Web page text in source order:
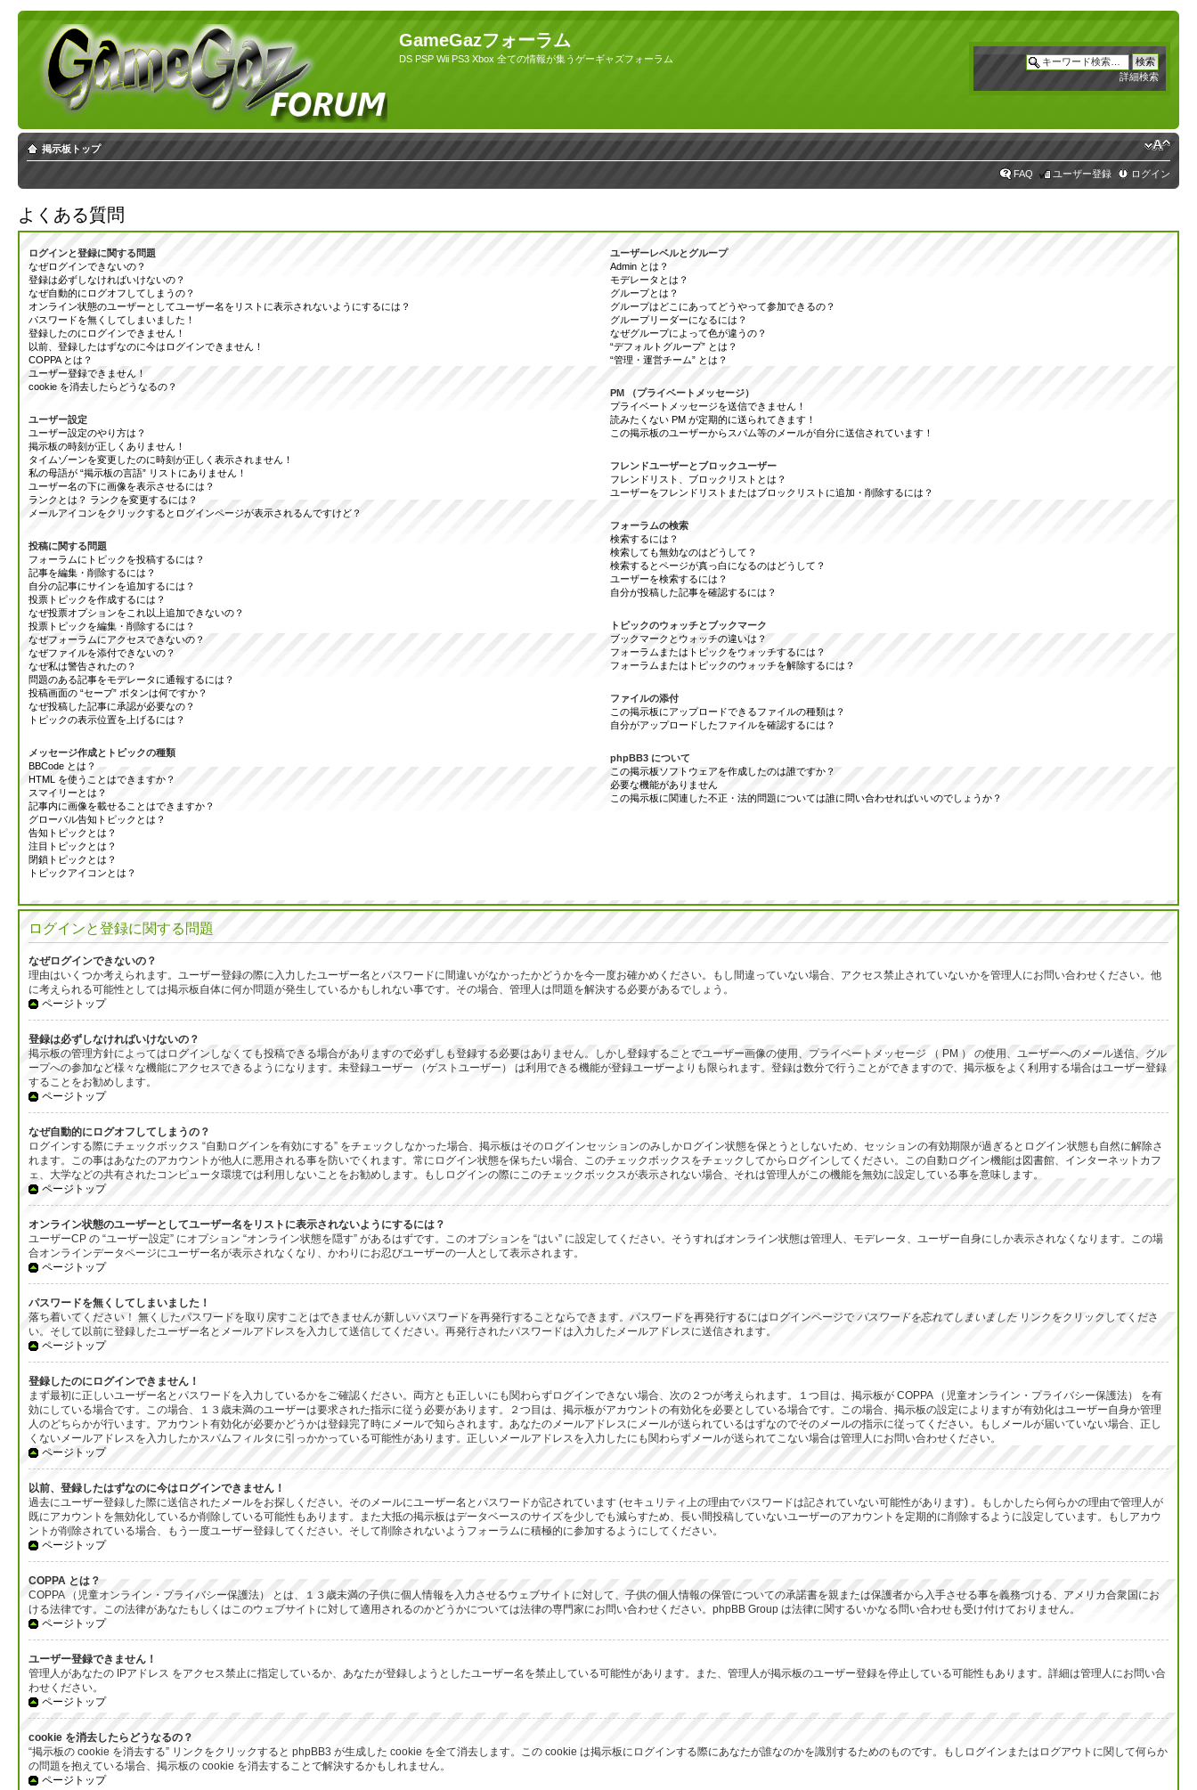
GameGazフォーラム
DS PSP Wii PS3 Xbox 全ての情報が集うゲーギャズフォーラム
詳細検索
掲示板トップ
FAQ ユーザー登録 ログイン
よくある質問
ログインと登録に関する問題
なぜログインできないの？
登録は必ずしなければいけないの？
なぜ自動的にログオフしてしまうの？
オンライン状態のユーザーとしてユーザー名をリストに表示されないようにするには？
パスワードを無くしてしまいました！
登録したのにログインできません！
以前、登録したはずなのに今はログインできません！
COPPA とは？
ユーザー登録できません！
cookie を消去したらどうなるの？
ユーザー設定
ユーザー設定のやり方は？
掲示板の時刻が正しくありません！
タイムゾーンを変更したのに時刻が正しく表示されません！
私の母語が “掲示板の言語” リストにありません！
ユーザー名の下に画像を表示させるには？
ランクとは？ ランクを変更するには？
メールアイコンをクリックするとログインページが表示されるんですけど？
投稿に関する問題
フォーラムにトピックを投稿するには？
記事を編集・削除するには？
自分の記事にサインを追加するには？
投票トピックを作成するには？
なぜ投票オプションをこれ以上追加できないの？
投票トピックを編集・削除するには？
なぜフォーラムにアクセスできないの？
なぜファイルを添付できないの？
なぜ私は警告されたの？
問題のある記事をモデレータに通報するには？
投稿画面の “セーブ” ボタンは何ですか？
なぜ投稿した記事に承認が必要なの？
トピックの表示位置を上げるには？
メッセージ作成とトピックの種類
BBCode とは？
HTML を使うことはできますか？
スマイリーとは？
記事内に画像を載せることはできますか？
グローバル告知トピックとは？
告知トピックとは？
注目トピックとは？
閉鎖トピックとは？
トピックアイコンとは？
ユーザーレベルとグループ
Admin とは？
モデレータとは？
グループとは？
グループはどこにあってどうやって参加できるの？
グループリーダーになるには？
なぜグループによって色が違うの？
“デフォルトグループ” とは？
“管理・運営チーム” とは？
PM （プライベートメッセージ）
プライベートメッセージを送信できません！
読みたくない PM が定期的に送られてきます！
この掲示板のユーザーからスパム等のメールが自分に送信されています！
フレンドユーザーとブロックユーザー
フレンドリスト、ブロックリストとは？
ユーザーをフレンドリストまたはブロックリストに追加・削除するには？
フォーラムの検索
検索するには？
検索しても無効なのはどうして？
検索するとページが真っ白になるのはどうして？
ユーザーを検索するには？
自分が投稿した記事を確認するには？
トピックのウォッチとブックマーク
ブックマークとウォッチの違いは？
フォーラムまたはトピックをウォッチするには？
フォーラムまたはトピックのウォッチを解除するには？
ファイルの添付
この掲示板にアップロードできるファイルの種類は？
自分がアップロードしたファイルを確認するには？
phpBB3 について
この掲示板ソフトウェアを作成したのは誰ですか？
必要な機能がありません
この掲示板に関連した不正・法的問題については誰に問い合わせればいいのでしょうか？
ログインと登録に関する問題
なぜログインできないの？
理由はいくつか考えられます。ユーザー登録の際に入力したユーザー名とパスワードに間違いがなかったかどうかを今一度お確かめください。もし間違っていない場合、アクセス禁止されていないかを管理人にお問い合わせください。他
に考えられる可能性としては掲示板自体に何か問題が発生しているかもしれない事です。その場合、管理人は問題を解決する必要があるでしょう。
ページトップ
登録は必ずしなければいけないの？
掲示板の管理方針によってはログインしなくても投稿できる場合がありますので必ずしも登録する必要はありません。しかし登録することでユーザー画像の使用、プライベートメッセージ （ PM ） の使用、ユーザーへのメール送信、グル
ープへの参加など様々な機能にアクセスできるようになります。未登録ユーザー （ゲストユーザー） は利用できる機能が登録ユーザーよりも限られます。登録は数分で行うことができますので、掲示板をよく利用する場合はユーザー登録
することをお勧めします。
ページトップ
なぜ自動的にログオフしてしまうの？
ログインする際にチェックボックス “自動ログインを有効にする” をチェックしなかった場合、掲示板はそのログインセッションのみしかログイン状態を保とうとしないため、セッションの有効期限が過ぎるとログイン状態も自然に解除さ
れます。この事はあなたのアカウントが他人に悪用される事を防いでくれます。常にログイン状態を保ちたい場合、このチェックボックスをチェックしてからログインしてください。この自動ログイン機能は図書館、インターネットカフ
ェ、大学などの共有されたコンピュータ環境では利用しないことをお勧めします。もしログインの際にこのチェックボックスが表示されない場合、それは管理人がこの機能を無効に設定している事を意味します。
ページトップ
オンライン状態のユーザーとしてユーザー名をリストに表示されないようにするには？
ユーザーCP の “ユーザー設定” にオプション “オンライン状態を隠す” があるはずです。このオプションを “はい” に設定してください。そうすればオンライン状態は管理人、モデレータ、ユーザー自身にしか表示されなくなります。この場
合オンラインデータページにユーザー名が表示されなくなり、かわりにお忍びユーザーの一人として表示されます。
ページトップ
パスワードを無くしてしまいました！
落ち着いてください！ 無くしたパスワードを取り戻すことはできませんが新しいパスワードを再発行することならできます。パスワードを再発行するにはログインページで パスワードを忘れてしまいました リンクをクリックしてくださ
い。そして以前に登録したユーザー名とメールアドレスを入力して送信してください。再発行されたパスワードは入力したメールアドレスに送信されます。
ページトップ
登録したのにログインできません！
まず最初に正しいユーザー名とパスワードを入力しているかをご確認ください。両方とも正しいにも関わらずログインできない場合、次の２つが考えられます。１つ目は、掲示板が COPPA （児童オンライン・プライバシー保護法） を有
効にしている場合です。この場合、１３歳未満のユーザーは要求された指示に従う必要があります。２つ目は、掲示板がアカウントの有効化を必要としている場合です。この場合、掲示板の設定によりますが有効化はユーザー自身か管理
人のどちらかが行います。アカウント有効化が必要かどうかは登録完了時にメールで知らされます。あなたのメールアドレスにメールが送られているはずなのでそのメールの指示に従ってください。もしメールが届いていない場合、正し
くないメールアドレスを入力したかスパムフィルタに引っかかっている可能性があります。正しいメールアドレスを入力したにも関わらずメールが送られてこない場合は管理人にお問い合わせください。
ページトップ
以前、登録したはずなのに今はログインできません！
過去にユーザー登録した際に送信されたメールをお探しください。そのメールにユーザー名とパスワードが記されています (セキュリティ上の理由でパスワードは記されていない可能性があります) 。もしかしたら何らかの理由で管理人が
既にアカウントを無効化しているか削除している可能性もあります。また大抵の掲示板はデータベースのサイズを少しでも減らすため、長い間投稿していないユーザーのアカウントを定期的に削除するように設定しています。もしアカウ
ントが削除されている場合、もう一度ユーザー登録してください。そして削除されないようフォーラムに積極的に参加するようにしてください。
ページトップ
COPPA とは？
COPPA （児童オンライン・プライバシー保護法） とは、１３歳未満の子供に個人情報を入力させるウェブサイトに対して、子供の個人情報の保管についての承諾書を親または保護者から入手させる事を義務づける、アメリカ合衆国にお
ける法律です。この法律があなたもしくはこのウェブサイトに対して適用されるのかどうかについては法律の専門家にお問い合わせください。phpBB Group は法律に関するいかなる問い合わせも受け付けておりません。
ページトップ
ユーザー登録できません！
管理人があなたの IPアドレス をアクセス禁止に指定しているか、あなたが登録しようとしたユーザー名を禁止している可能性があります。また、管理人が掲示板のユーザー登録を停止している可能性もあります。詳細は管理人にお問い合
わせください。
ページトップ
cookie を消去したらどうなるの？
“掲示板の cookie を消去する” リンクをクリックすると phpBB3 が生成した cookie を全て消去します。この cookie は掲示板にログインする際にあなたが誰なのかを識別するためのものです。もしログインまたはログアウトに関して何らか
の問題を抱えている場合、掲示板の cookie を消去することで解決するかもしれません。
ページトップ